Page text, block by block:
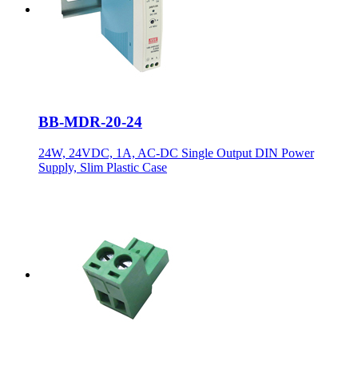
BB-MDR-20-24
24W, 24VDC, 1A, AC-DC Single Output DIN Power
Supply, Slim Plastic Case